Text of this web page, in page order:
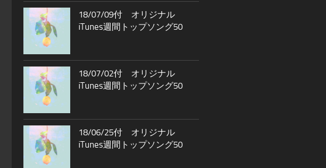
18/07/09付 オリジナル
iTunes週間トップソング50
18/07/02付 オリジナル
iTunes週間トップソング50
18/06/25付 オリジナル
iTunes週間トップソング50